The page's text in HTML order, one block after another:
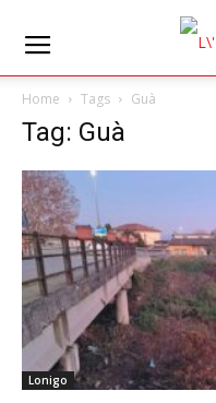
Home Tags Guà
Tag: Guà
Lonigo